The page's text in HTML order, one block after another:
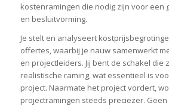
kostenramingen die nodig zijn voor een
en besluitvorming.
Je stelt en analyseert
offertes, waarbij je nauw samenwerkt
en projectleiders. Jij bent de schakel die
realistische raming, wat essentieel is
project. Naarmate het project vordert,
projectramingen steeds preciezer.